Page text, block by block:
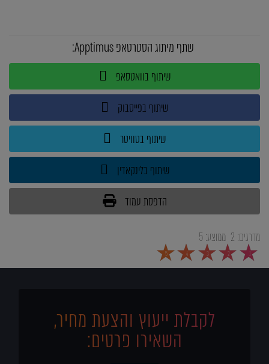
שתף מיתוג הסטרטאפ Apptimus:
שיתוף בוואטסאפ
שיתוף בפייסבוק
שיתוף בטוויטר
שיתוף בלינקאדין
הדפסת עמוד
מדרגים: 2 ממוצע:5
1
2
3
4
5
לקבלת ייעוץ והצעת מחיר,
השאירו פרטים: